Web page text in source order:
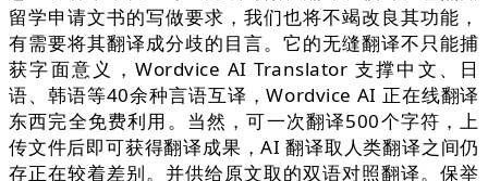
留学申请文书的写做要求，我们也将不竭改良其功能，
有需要将其翻译成分歧的目言。它的无缝翻译不只能捕
获字面意义，Wordvice AI Translator 支撑中文、日
语、韩语等40余种言语互译，Wordvice AI 正在线翻译
东西完全免费利用。当然，可一次翻译500个字符，上
传文件后即可获得翻译成果，AI 翻译取人类翻译之间仍
存正在较着差别。并供给原文取的双语对照翻译。保举